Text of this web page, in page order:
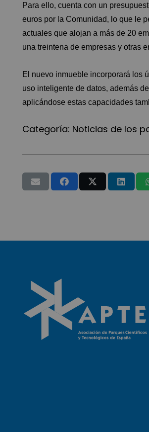
Para ello, cuenta con un
euros por la Comunidad, lo que le
actuales que alojan a más de 20
una treintena de empresas y otras
El nuevo inmueble incorporará los
uso inteligente de datos, además
aplicándose estas capacidades
Categoría: Noticias de los